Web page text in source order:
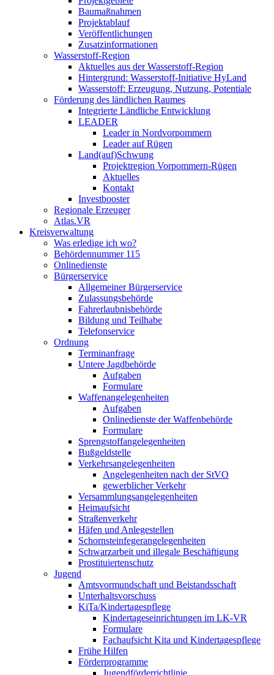
Baumaßnahmen
Projektablauf
Veröffentlichungen
Zusatzinformationen
Wasserstoff-Region
Aktuelles aus der Wasserstoff-Region
Hintergrund: Wasserstoff-Initiative HyLand
Wasserstoff: Erzeugung, Nutzung, Potentiale
Förderung des ländlichen Raumes
Integrierte Ländliche Entwicklung
LEADER
Leader in Nordvorpommern
Leader auf Rügen
Land(auf)Schwung
Projektregion Vorpommern-Rügen
Aktuelles
Kontakt
Investbooster
Regionale Erzeuger
Atlas.VR
Kreisverwaltung
Was erledige ich wo?
Behördennummer 115
Onlinedienste
Bürgerservice
Allgemeiner Bürgerservice
Zulassungsbehörde
Fahrerlaubnisbehörde
Bildung und Teilhabe
Telefonservice
Ordnung
Terminanfrage
Untere Jagdbehörde
Aufgaben
Formulare
Waffenangelegenheiten
Aufgaben
Onlinedienste der Waffenbehörde
Formulare
Sprengstoff­angelegenheiten
Bußgeldstelle
Verkehrsangelegenheiten
Angelegenheiten nach der StVO
gewerblicher Verkehr
Versammlungs­angelegenheiten
Heimaufsicht
Straßenverkehr
Häfen und Anlegestellen
Schornsteinfeger­angelegenheiten
Schwarzarbeit und illegale Beschäftigung
Prostituiertenschutz
Jugend
Amtsvormundschaft und Beistandsschaft
Unterhaltsvorschuss
KiTa/Kindertagespflege
Kindertages­einrichtungen im LK-VR
Formulare
Fachaufsicht Kita und Kindertagespflege
Frühe Hilfen
Förderprogramme
Jugendförderrichtlinie